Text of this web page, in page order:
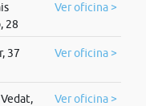
28
Ver oficina >
37 Ver oficina >
Ver oficina >